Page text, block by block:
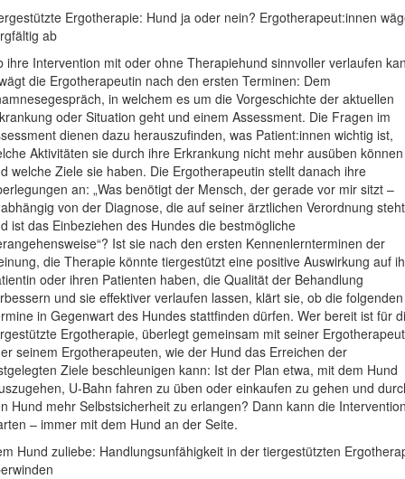
Ergotherapie: Hund ja oder nein? Ergotherapeut:innen
ab
ihre Intervention mit oder ohne Therapiehund sinnvoller verlaufen
die Ergotherapeutin nach den ersten Terminen: Dem
in welchem es um die Vorgeschichte der aktuellen
oder Situation geht und einem Assessment. Die Fragen im
dienen dazu herauszufinden, was Patient:innen wichtig ist,
Aktivitäten sie durch ihre Erkrankung nicht mehr ausüben können
welche Ziele sie haben. Die Ergotherapeutin stellt danach ihre
an: „Was benötigt der Mensch, der gerade vor mir sitzt –
von der Diagnose, die auf seiner ärztlichen Verordnung
ist das Einbeziehen des Hundes die bestmögliche
Ist sie nach den ersten Kennenlernterminen der
die Therapie könnte tiergestützt eine positive Auswirkung auf
oder ihren Patienten haben, die Qualität der Behandlung
und sie effektiver verlaufen lassen, klärt sie, ob die folgenden
in Gegenwart des Hundes stattfinden dürfen. Wer bereit ist für
Ergotherapie, überlegt gemeinsam mit seiner
seinem Ergotherapeuten, wie der Hund das Erreichen der
Ziele beschleunigen kann: Ist der Plan etwa, mit dem Hund
U-Bahn fahren zu üben oder einkaufen zu gehen und
Hund mehr Selbstsicherheit zu erlangen? Dann kann die
– immer mit dem Hund an der Seite.
Hund zuliebe: Handlungsunfähigkeit in der tiergestützten